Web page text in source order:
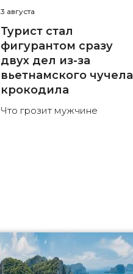
3 августа
Турист стал
фигурантом сразу
двух дел из-за
вьетнамского чучела
крокодила
Что грозит мужчине